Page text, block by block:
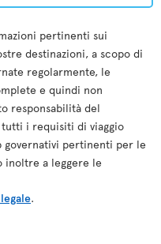
pertinenti sui
destinazioni, a scopo di
regolarmente, le
e quindi non
responsabilità del
i requisiti di viaggio
pertinenti per le
inoltre a leggere le
.